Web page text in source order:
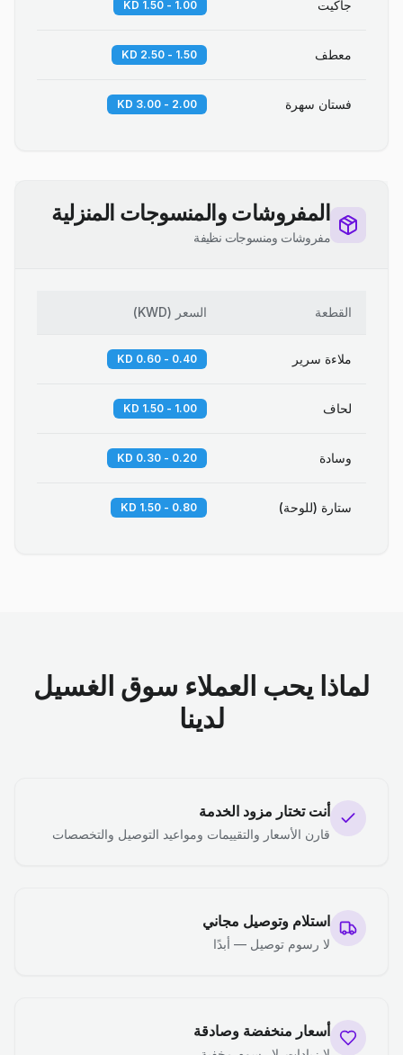
جاكيت 1.00 - 1.50 KD
معطف 1.50 - 2.50 KD
فستان سهرة 2.00 - 3.00 KD
المفروشات والمنسوجات المنزلية
مفروشات ومنسوجات نظيفة
القطعة السعر (
KWD
)
ملاءة سرير 0.40 - 0.60 KD
لحاف 1.00 - 1.50 KD
وسادة 0.20 - 0.30 KD
ستارة (للوحة) 0.80 - 1.50 KD
لماذا يحب العملاء سوق الغسيل
لدينا
أنت تختار مزود الخدمة
قارن الأسعار والتقييمات ومواعيد التوصيل والتخصصات
استلام وتوصيل مجاني
لا رسوم توصيل — أبدًا
أسعار منخفضة وصادقة